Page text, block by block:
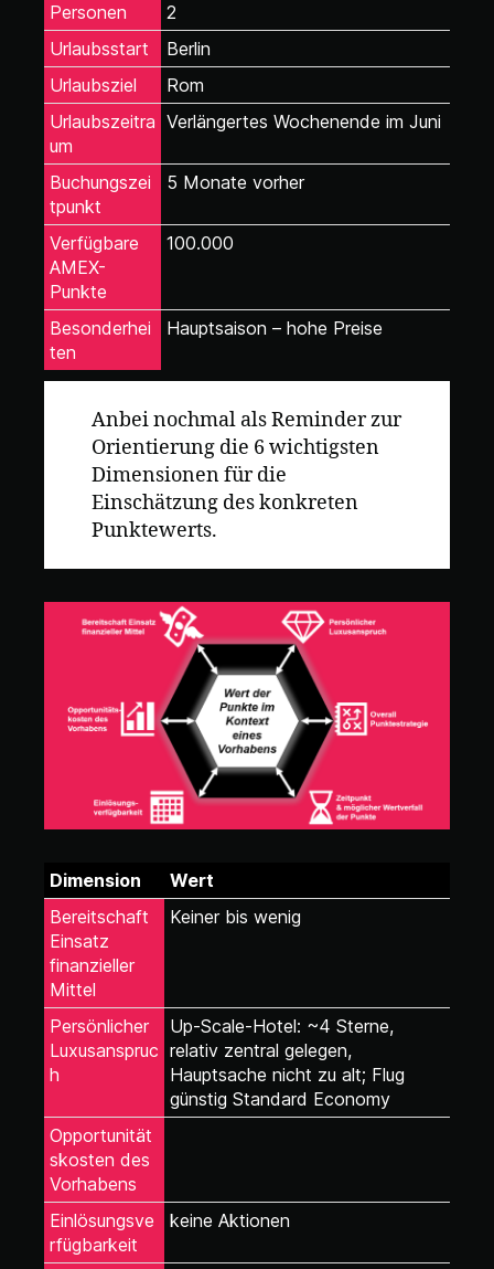
Personen
2
Urlaubsstart
Berlin
Urlaubsziel
Rom
Urlaubszeitra
um
Verlängertes Wochenende im Juni
Buchungszei
tpunkt
5 Monate vorher
Verfügbare
AMEX-
Punkte
100.000
Besonderhei
ten
Hauptsaison – hohe Preise
Anbei nochmal als Reminder zur
Orientierung die 6 wichtigsten
Dimensionen für die
Einschätzung des konkreten
Punktewerts.
Dimension
Wert
Bereitschaft
Einsatz
finanzieller
Mittel
Keiner bis wenig
Persönlicher
Luxusanspruc
h
Up-Scale-Hotel: ~4 Sterne,
relativ zentral gelegen,
Hauptsache nicht zu alt; Flug
günstig Standard Economy
Opportunität
skosten des
Vorhabens
Einlösungsve
rfügbarkeit
keine Aktionen